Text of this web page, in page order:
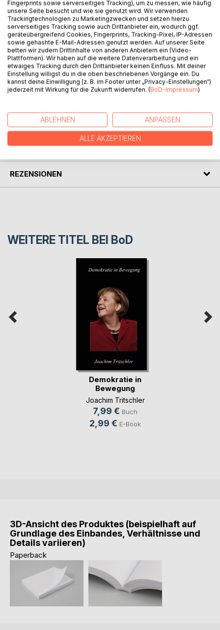
BESCHREIBUNG
Das ist ein digitaler Ratgeber für ältere Menschen. Er
beinhaltet konkrete Hilfestellungen einfach erklärt und
leicht verständlich. Im Bereich Computer, Smartphone,
Whatsapp, Mail und einigem mehr tauchen immer wieder
Fragen auf die beantwortet werden müssen. Ich versuche
hier Lösungen aufzuzeigen.
AUTOR/IN
PRESSESTIMMEN
REZENSIONEN
WEITERE TITEL BEI BoD
Demokratie in
Bewegung
Joachim Tritschler
7,99 € Buch
2,99 € E-Book
3D-Ansicht des Produktes (beispielhaft auf
Grundlage des Einbandes, Verhältnisse und
Details variieren)
Paperback
Fingerprints sowie serverseitiges Tracking), um zu messen, wie häufig
unsere Seite besucht und wie sie genutzt wird. Wir verwenden
Trackingtechnologien zu Marketingzwecken und setzen hierzu
serverseitiges Tracking sowie auch Drittanbieter ein, wodurch ggf.
geräteübergreifend Cookies, Fingerprints, Tracking-Pixel, IP-Adressen
sowie gehashte E-Mail-Adressen genutzt werden. Auf unserer Seite
betten wir zudem Drittinhalte von anderen Anbietern ein (Video-
Plattformen). Wir haben auf die weitere Datenverarbeitung und ein
etwaiges Tracking durch den Drittanbieter keinen Einfluss. Mit deiner
Einstellung willigst du in die oben beschriebenen Vorgänge ein. Du
kannst deine Einwilligung (z. B. im Footer unter „Privacy-Einstellungen“)
jederzeit mit Wirkung für die Zukunft widerrufen. (BoD-Impressum)
ABLEHNEN ANPASSEN
ALLE AKZEPTIEREN